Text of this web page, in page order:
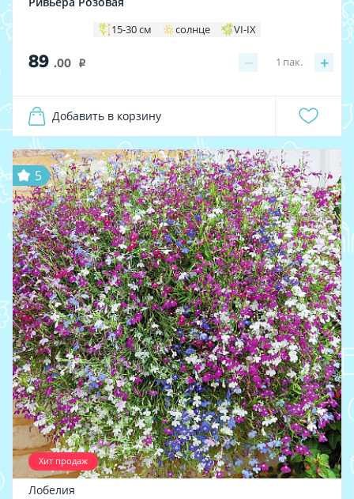
15-30 см солнце VI-IX
89 .00 i − +
1 пак.
Добавить в корзину
Хит продаж
5
Лобелия